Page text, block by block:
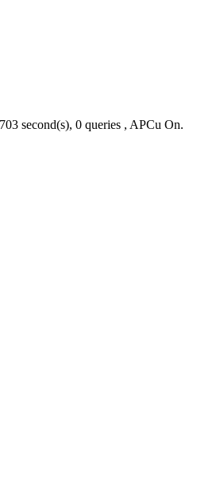
second(s), 0 queries , APCu On.